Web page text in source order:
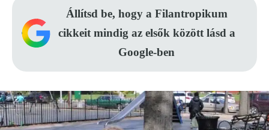
Állítsd be, hogy a Filantropikum
cikkeit mindig az elsők között lásd a
Google-ben